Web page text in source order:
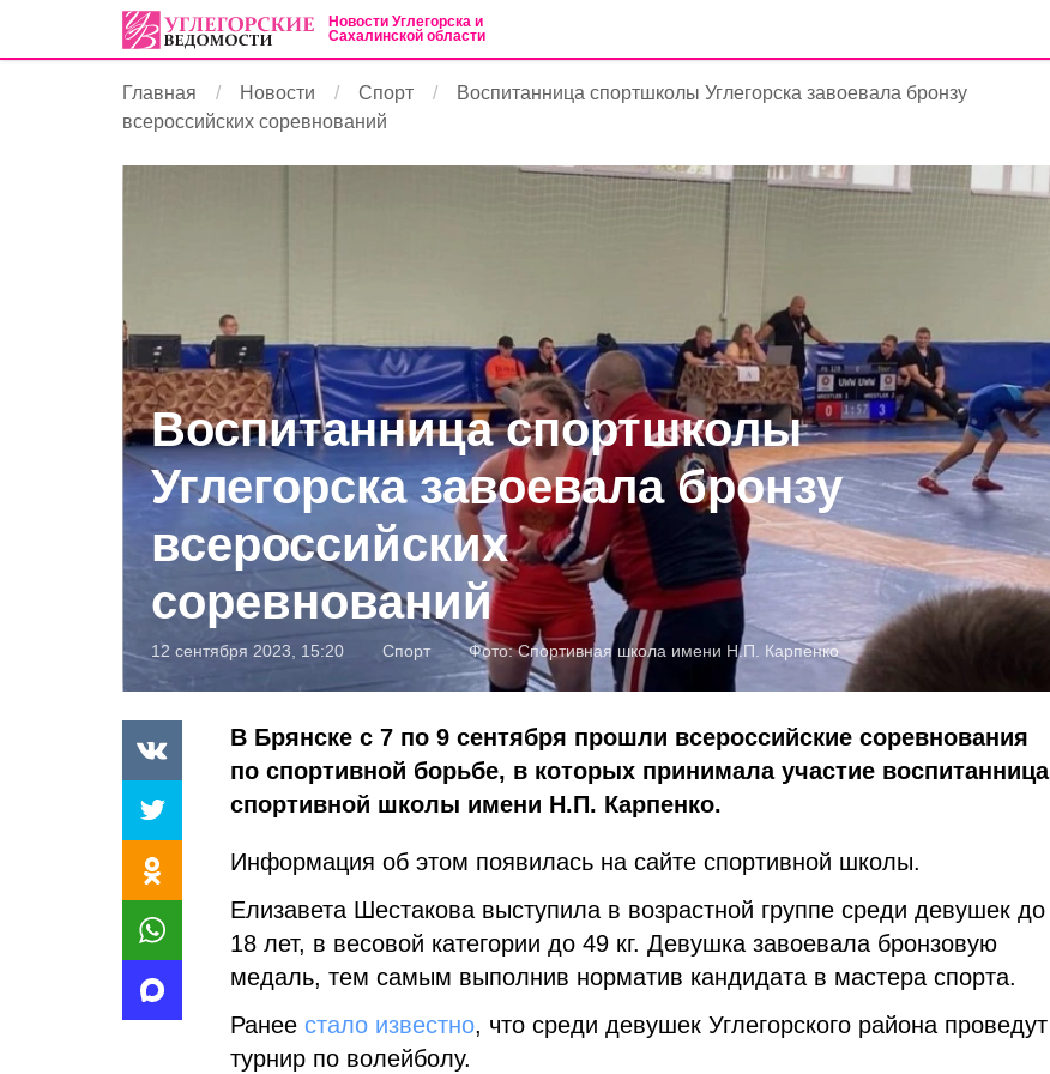
Новости Углегорска и
Сахалинской области
Главная Новости Спорт
Воспитанница спортшколы Углегорска завоевала бронзу
всероссийских соревнований
Воспитанница спортшколы
Углегорска завоевала бронзу
всероссийских
соревнований
12 сентября 2023, 15:20 Спорт Фото:Спортивная школа имени Н.П. Карпенко
В Брянске с 7 по 9 сентября прошли всероссийские соревнования
по спортивной борьбе, в которых принимала участие воспитанница
спортивной школы имени Н.П. Карпенко.
Информация об этом появилась на сайте спортивной школы.
Елизавета Шестакова выступила в возрастной группе среди девушек до
18 лет, в весовой категории до 49 кг. Девушка завоевала бронзовую
медаль, тем самым выполнив норматив кандидата в мастера спорта.
Ранее стало известно, что среди девушек Углегорского района проведут
турнир по волейболу.